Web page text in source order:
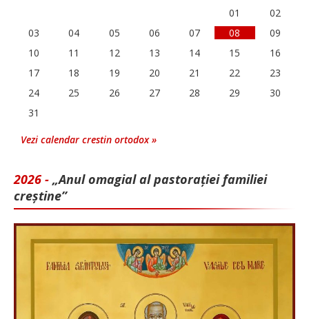
01
02
03
04 05 06 07 08
09
10
11 12 13 14 15
16
17
18 19 20 21 22
23
24
25 26 27 28 29
30
31
Vezi calendar crestin ortodox »
2026 - „Anul omagial al pastorației familiei
creștine”